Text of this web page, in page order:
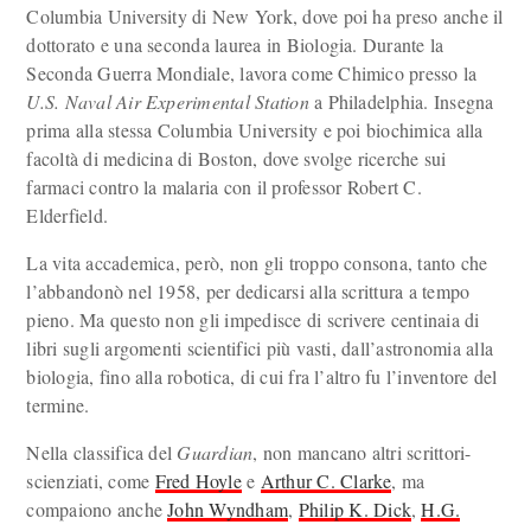
Columbia University di New York, dove poi ha preso anche il
dottorato e una seconda laurea in Biologia. Durante la
Seconda Guerra Mondiale, lavora come Chimico presso la
U.S. Naval Air Experimental Stationa Philadelphia. Insegna
prima alla stessa Columbia University e poi biochimica alla
facoltà di medicina di Boston, dove svolge ricerche sui
farmaci contro la malaria con il professor Robert C.
Elderfield.
La vita accademica, però, non gli troppo consona, tanto che
l’abbandonò nel 1958, per dedicarsi alla scrittura a tempo
pieno. Ma questo non gli impedisce di scrivere centinaia di
libri sugli argomenti scientifici più vasti, dall’astronomia alla
biologia, fino alla robotica, di cui fra l’altro fu l’inventore del
termine.
Nella classifica del Guardian, non mancano altri scrittori-
scienziati, come Fred Hoylee Arthur C. Clarke, ma
compaiono ancheJohn Wyndham, Philip K. Dick,H.G.